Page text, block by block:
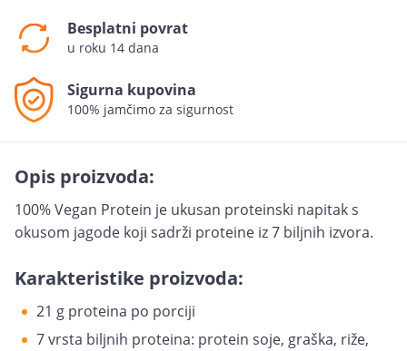
Besplatni povrat
u roku 14 dana
Sigurna kupovina
100% jamčimo za sigurnost
Opis proizvoda:
100% Vegan Protein je ukusan proteinski napitak s
okusom jagode koji sadrži proteine iz 7 biljnih izvora.
Karakteristike proizvoda:
21 g proteina po porciji
7 vrsta biljnih proteina: protein soje, graška, riže,